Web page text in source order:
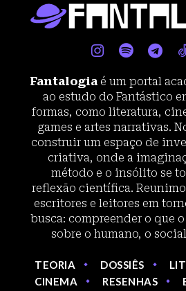
Fantalogia é um portal
ao estudo do Fantástico
formas, como literatura,
games e artes narrativas.
construir um espaço de
criativa, onde a
método e o insólito se
reflexão científica.
escritores e leitores em
busca: compreender o que
sobre o humano, o
TEORIA DOSSIÊS
CINEMA
RESENHAS